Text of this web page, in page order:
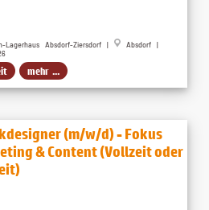
Lagerhaus Absdorf-Ziersdorf |
Absdorf |
mehr ...
(m/w/d) - Fokus
& Content (Vollzeit oder